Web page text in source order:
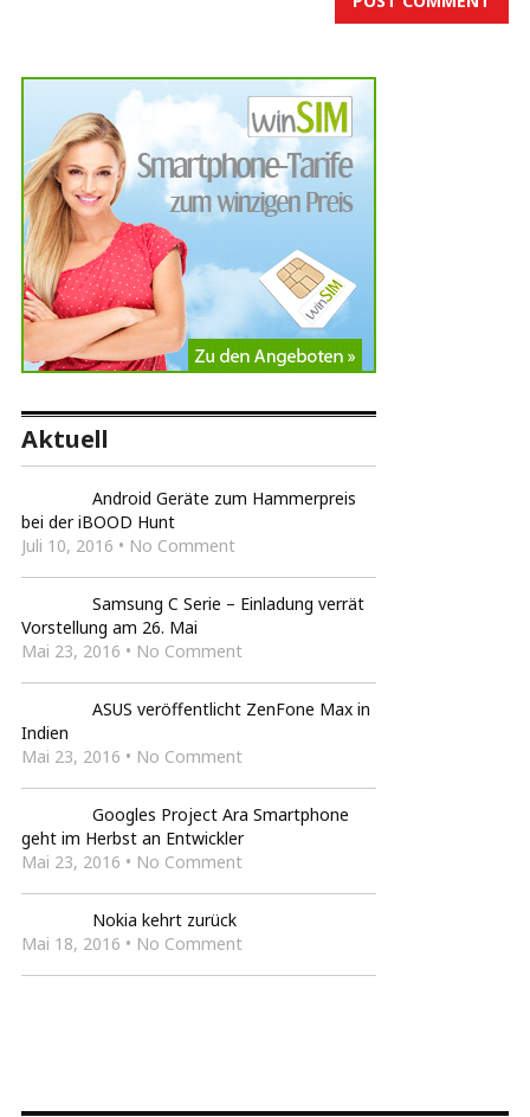
Aktuell
Android Geräte zum Hammerpreis
bei der iBOOD Hunt
Juli 10, 2016 • No Comment
Samsung C Serie – Einladung verrät
Vorstellung am 26. Mai
Mai 23, 2016 • No Comment
ASUS veröffentlicht ZenFone Max in
Indien
Mai 23, 2016 • No Comment
Googles Project Ara Smartphone
geht im Herbst an Entwickler
Mai 23, 2016 • No Comment
Nokia kehrt zurück
Mai 18, 2016 • No Comment